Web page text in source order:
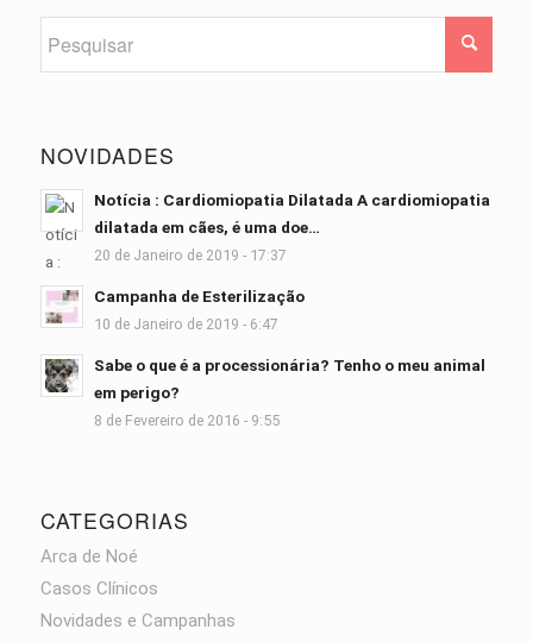
NOVIDADES
Notícia : Cardiomiopatia Dilatada A cardiomiopatia
dilatada em cães, é uma doe…
20 de Janeiro de 2019 - 17:37
Campanha de Esterilização
10 de Janeiro de 2019 - 6:47
Sabe o que é a processionária? Tenho o meu animal
em perigo?
8 de Fevereiro de 2016 - 9:55
CATEGORIAS
Arca de Noé
Casos Clínicos
Novidades e Campanhas